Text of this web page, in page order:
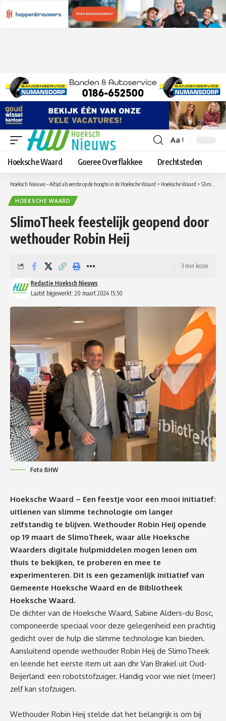
Lettergrootte
aanpassen
Aa
Hoeksche Waard Goeree Overflakkee Drechtsteden
Hoeksch Nieuws – Altijd als eerste op de hoogte in de Hoeksche Waard > Hoeksche Waard > SlimoTheek feestelijk geopend door wethouder Robin Heij
HOEKSCHE WAARD
SlimoTheek feestelijk geopend door
wethouder Robin Heij
Laatst bijgewerkt: 20 maart 2024 15:50
Redactie Hoeksch Nieuws
3 min lezen
Foto BHW
Hoeksche Waard – Een feestje voor een mooi initiatief:
uitlenen van slimme technologie om langer
zelfstandig te blijven. Wethouder Robin Heij opende
op 19 maart de SlimoTheek, waar alle Hoeksche
Waarders digitale hulpmiddelen mogen lenen om
thuis te bekijken, te proberen en mee te
experimenteren. Dit is een gezamenlijk initiatief van
Gemeente Hoeksche Waard en de Bibliotheek
Hoeksche Waard.
De dichter van de Hoeksche Waard, Sabine Alders-du Bosc,
componeerde speciaal voor deze gelegenheid een prachtig
gedicht over de hulp die slimme technologie kan bieden.
Aansluitend opende wethouder Robin Heij de SlimoTheek
en leende het eerste item uit aan dhr Van Brakel uit Oud-
Beijerland: een robotstofzuiger. Handig voor wie niet (meer)
zelf kan stofzuigen.
Wethouder Robin Heij stelde dat het belangrijk is om bij